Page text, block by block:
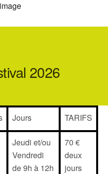
2026
Jours TARIFS
Jeudi et/ou
Vendredi
de 9h à 12h
70 €
deux
jours